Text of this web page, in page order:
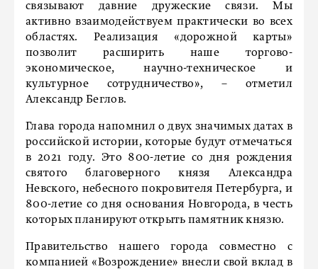
связывают давние дружеские связи. Мы
активно взаимодействуем практически во всех
областях. Реализация «дорожной карты»
позволит расширить наше торгово-
экономическое, научно-техническое и
культурное сотрудничество», – отметил
Александр Беглов.
Глава города напомнил о двух значимых датах в
российской истории, которые будут отмечаться
в 2021 году. Это 800-летие со дня рождения
святого благоверного князя Александра
Невского, небесного покровителя Петербурга, и
800-летие со дня основания Новгорода, в честь
которых планируют открыть памятник князю.
Правительство нашего города совместно с
компанией «Возрождение» внесли свой вклад в